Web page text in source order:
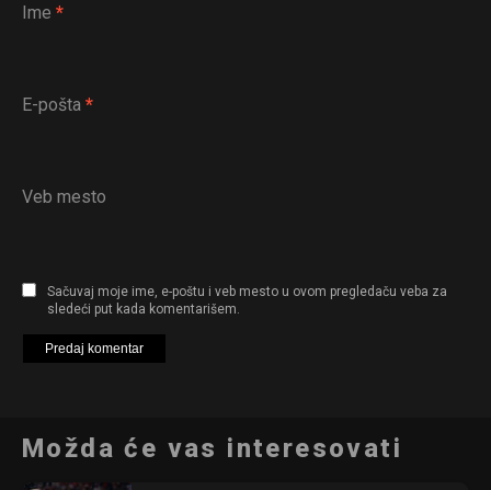
Ime *
E-pošta *
Veb mesto
Sačuvaj moje ime, e-poštu i veb mesto u ovom pregledaču veba za
sledeći put kada komentarišem.
Možda će vas interesovati